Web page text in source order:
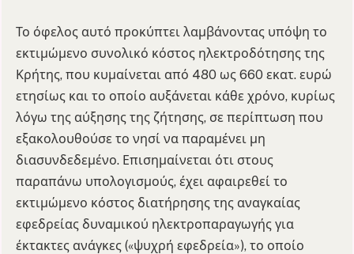
Το όφελος αυτό προκύπτει λαμβάνοντας υπόψη το
εκτιμώμενο συνολικό κόστος ηλεκτροδότησης της
Κρήτης, που κυμαίνεται από 480 ως 660 εκατ. ευρώ
ετησίως και το οποίο αυξάνεται κάθε χρόνο, κυρίως
λόγω της αύξησης της ζήτησης, σε περίπτωση που
εξακολουθούσε το νησί να παραμένει μη
διασυνδεδεμένο. Επισημαίνεται ότι στους
παραπάνω υπολογισμούς, έχει αφαιρεθεί το
εκτιμώμενο κόστος διατήρησης της αναγκαίας
εφεδρείας δυναμικού ηλεκτροπαραγωγής για
έκτακτες ανάγκες («ψυχρή εφεδρεία»), το οποίο